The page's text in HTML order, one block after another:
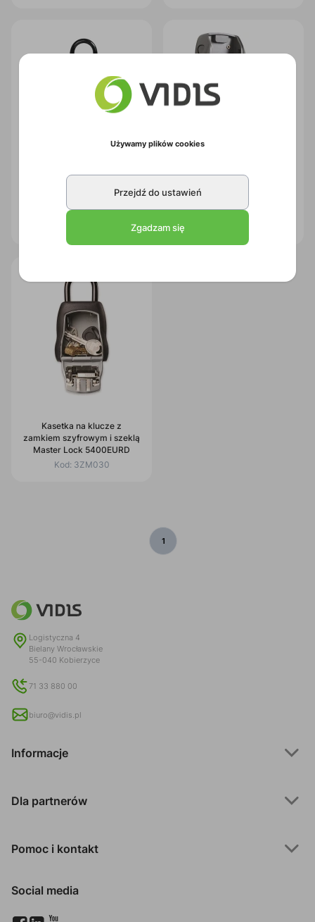
Kasetka na klucze HD z
zamkiem szyfrowym i szeklą
Master Lock 5414EURD
Kasetka na klucze HD z
Lock 5415EURD
Kasetka na klucze z
zamkiem szyfrowym i szeklą
Master Lock 5400EURD
Kod: 3ZM030
1
Logistyczna 4
Bielany Wrocławskie
55-040 Kobierzyce
71 33 880 00
biuro@vidis.pl
Informacje
Dla partnerów
Pomoc i kontakt
Social media
Używamy plików cookies
Przejdź do ustawień
Zgadzam się